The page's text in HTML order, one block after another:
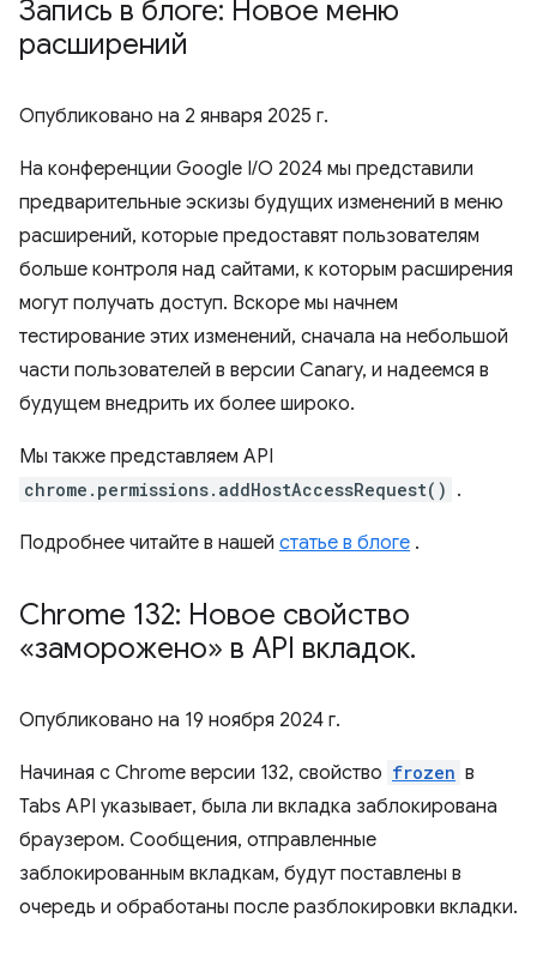
Запись в блоге: Новое меню
расширений
Опубликовано на 2 января 2025 г.
На конференции Google I/O 2024 мы представили
предварительные эскизы будущих изменений в меню
расширений, которые предоставят пользователям
больше контроля над сайтами, к которым расширения
могут получать доступ. Вскоре мы начнем
тестирование этих изменений, сначала на небольшой
части пользователей в версии Canary, и надеемся в
будущем внедрить их более широко.
Мы также представляем API
chrome.permissions.addHostAccessRequest() .
Подробнее читайте в нашей статье в блоге .
Chrome 132: Новое свойство
«заморожено» в API вкладок.
Опубликовано на 19 ноября 2024 г.
Начиная с Chrome версии 132, свойство frozen в
Tabs API указывает, была ли вкладка заблокирована
браузером. Сообщения, отправленные
заблокированным вкладкам, будут поставлены в
очередь и обработаны после разблокировки вкладки.